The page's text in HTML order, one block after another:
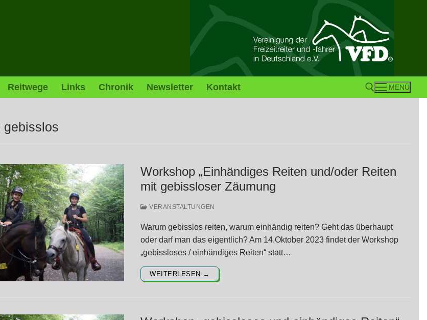
Reitwege Links Chronik Newsletter Kontakt MENÜ
gebisslos
Workshop „Einhändiges Reiten und/oder Reiten
mit gebissloser Zäumung
VERANSTALTUNGEN
Warum gebisslos reiten, warum einhändig reiten? Geht das überhaupt
oder darf man das eigentlich? Am 14.Oktober 2023 findet der Workshop
„gebissloses / einhändiges Reiten“ statt…
WEITERLESEN →